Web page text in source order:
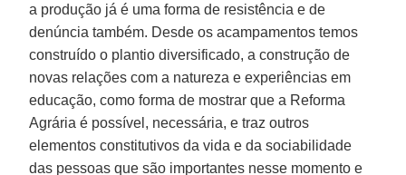
a produção já é uma forma de resistência e de
denúncia também. Desde os acampamentos temos
construído o plantio diversificado, a construção de
novas relações com a natureza e experiências em
educação, como forma de mostrar que a Reforma
Agrária é possível, necessária, e traz outros
elementos constitutivos da vida e da sociabilidade
das pessoas que são importantes nesse momento e